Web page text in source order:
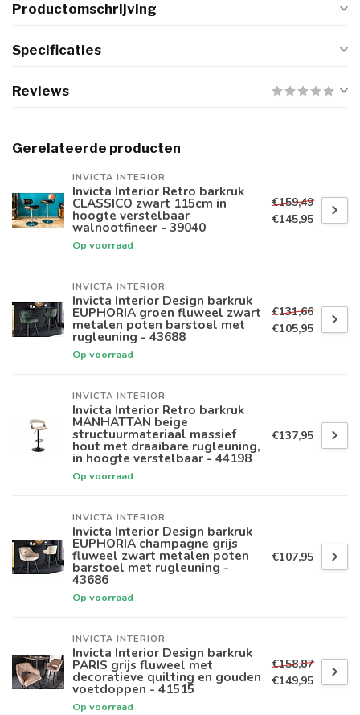
Productomschrijving
Specificaties
Reviews
Gerelateerde producten
INVICTA INTERIOR
Invicta Interior Retro barkruk
CLASSICO zwart 115cm in
hoogte verstelbaar
walnootfineer - 39040
Op voorraad
€159,49
€145,95
INVICTA INTERIOR
Invicta Interior Design barkruk
EUPHORIA groen fluweel zwart
metalen poten barstoel met
rugleuning - 43688
Op voorraad
€131,66
€105,95
INVICTA INTERIOR
Invicta Interior Retro barkruk
MANHATTAN beige
structuurmateriaal massief
hout met draaibare rugleuning,
in hoogte verstelbaar - 44198
Op voorraad
€137,95
INVICTA INTERIOR
Invicta Interior Design barkruk
EUPHORIA champagne grijs
fluweel zwart metalen poten
barstoel met rugleuning -
43686
Op voorraad
€107,95
INVICTA INTERIOR
Invicta Interior Design barkruk
PARIS grijs fluweel met
decoratieve quilting en gouden
voetdoppen - 41515
Op voorraad
€158,87
€149,95